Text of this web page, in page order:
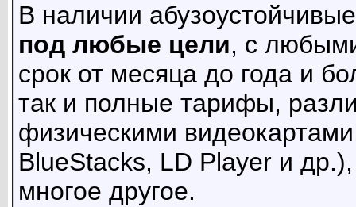
В наличии
под любые цели, с
срок от месяца до года и
так и полные тарифы,
физическими
BlueStacks, LD Player и
многое другое.